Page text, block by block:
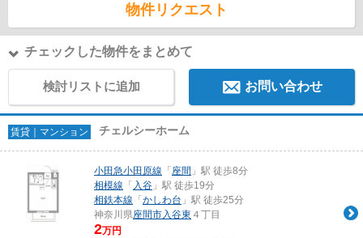
物件リクエスト
チェックした物件をまとめて
検討リストに追加 お問い合わせ
賃貸｜マンション チェルシーホーム
小田急小田原線 「 座間 」駅 徒歩8分
相模線 「 入谷 」駅 徒歩19分
相鉄本線 「 かしわ台 」駅 徒歩25分
神奈川県座間市入谷東 ４丁目
2万円